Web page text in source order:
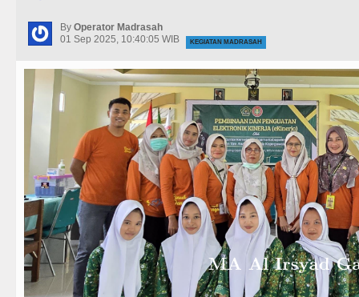
By Operator Madrasah
01 Sep 2025, 10:40:05 WIB
KEGIATAN MADRASAH